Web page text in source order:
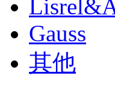
Gauss
其他